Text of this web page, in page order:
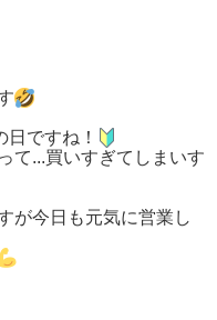
ですね！
て...買いすぎてしまいす
が今日も元気に営業し